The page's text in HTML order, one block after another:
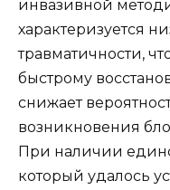
инвазивной
характеризуется
травматичности,
быстрому
снижает
возникновения
При наличии
который удалось